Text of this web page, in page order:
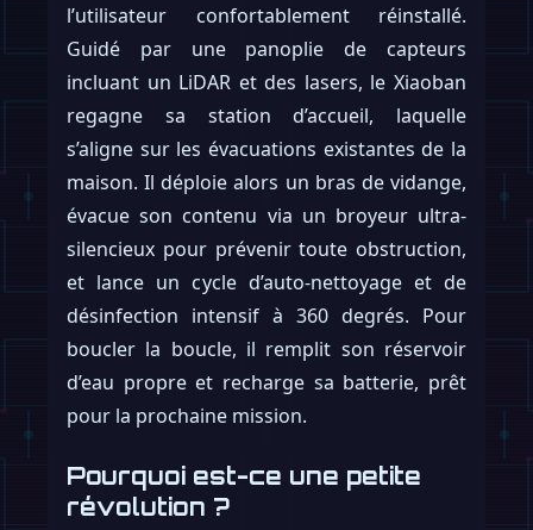
l’utilisateur confortablement réinstallé.
Guidé par une panoplie de capteurs
incluant un LiDAR et des lasers, le Xiaoban
regagne sa station d’accueil, laquelle
s’aligne sur les évacuations existantes de la
maison. Il déploie alors un bras de vidange,
évacue son contenu via un broyeur ultra-
silencieux pour prévenir toute obstruction,
et lance un cycle d’auto-nettoyage et de
désinfection intensif à 360 degrés. Pour
boucler la boucle, il remplit son réservoir
d’eau propre et recharge sa batterie, prêt
pour la prochaine mission.
Pourquoi est-ce une petite
révolution ?